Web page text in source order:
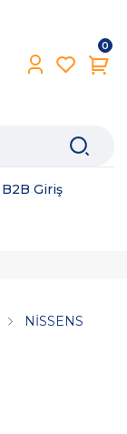
0
B2B Giriş
NİSSENS